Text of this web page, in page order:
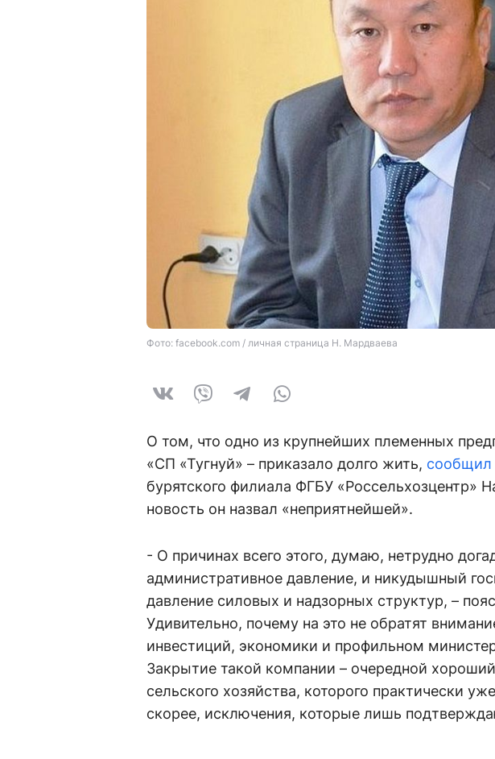
Фото: facebook.com / личная страница Н. Мардваева
О том, что одно из крупнейших племенных
«СП «Тугнуй» – приказало долго жить, сообщил
бурятского филиала ФГБУ «Россельхозцентр»
новость он назвал «неприятнейшей».
- О причинах всего этого, думаю, нетрудно
административное давление, и никудышный
давление силовых и надзорных структур, –
Удивительно, почему на это не обратят
инвестиций, экономики и профильном
Закрытие такой компании – очередной
сельского хозяйства, которого практически
скорее, исключения, которые лишь